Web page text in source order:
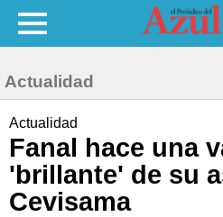
Actualidad
Actualidad
Fanal hace una
'brillante' de su
Cevisama